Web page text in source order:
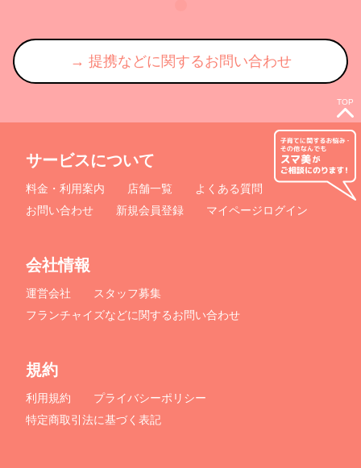
うことを一ミリも理解していないよう
たら嬉しいです！ <a
target="_blank" rel="noopener">ぜひ
フォローしてのぞいてみてください
<img src ="https://images.microcms-
width="4032" height="3024"></div>
なったなら 悩めばいいんじ
かね。 なんで世の中の育児にまつわ
るものは「正解」を 出した
まったく理解できませんが、 500の親
子がいたら500の子育てがあ
カレーもその家のつくり方
独自の工夫が あったりする
で、「この作り方が正解」
いじゃないですか。 神話を疑うくら
いでちょうど良いと思います。 ☆
インスタフォローしてくれ
→ 提携などに関するお問い合わせ
TOP
サービスについて
料金・利用案内 店舗一覧
よくある質問
お問い合わせ
新規会員登録 マイページログイン
会社情報
運営会社
スタッフ募集
フランチャイズなどに関するお問い合わせ
規約
利用規約
プライバシーポリシー
特定商取引法に基づく表記